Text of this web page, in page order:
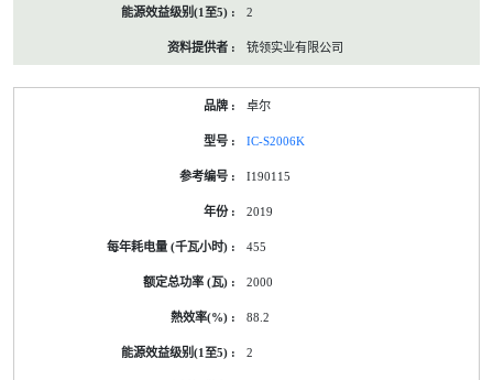
2
铳领实业有限公司
卓尔
IC-S2006K
I190115
2019
455
2000
88.2
2